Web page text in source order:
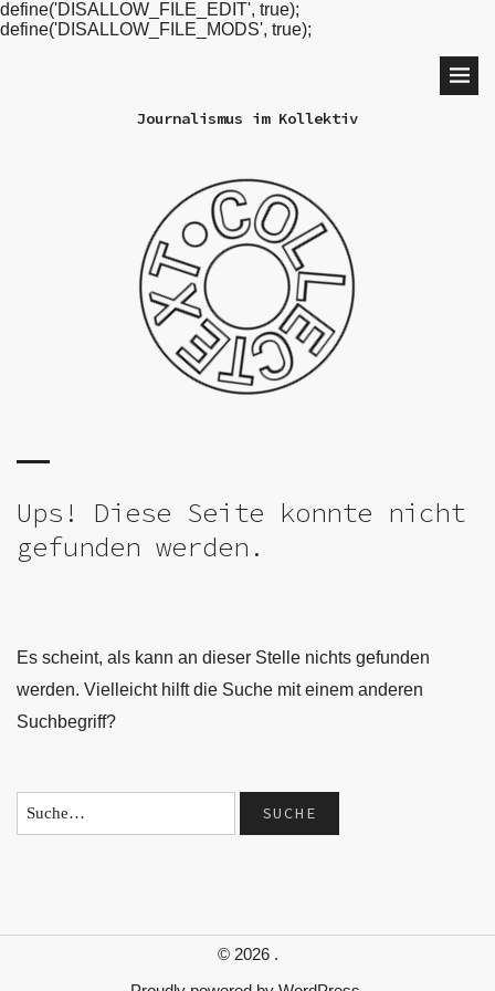
define('DISALLOW_FILE_EDIT', true);
define('DISALLOW_FILE_MODS', true);
Journalismus im Kollektiv
Ups! Diese Seite konnte nicht
gefunden werden.
Es scheint, als kann an dieser Stelle nichts gefunden
werden. Vielleicht hilft die Suche mit einem anderen
Suchbegriff?
© 2026 .